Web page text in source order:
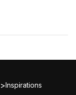
>Inspirations